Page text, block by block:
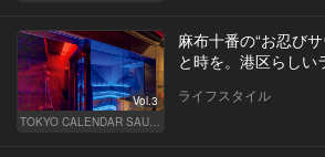
Vol.3
麻布十番の“お忍び
と時を。港区らし
ライフスタイル